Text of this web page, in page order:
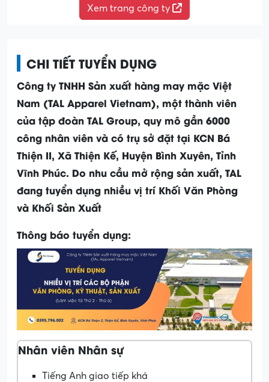
Xem trang công ty
CHI TIẾT TUYỂN DỤNG
Công ty TNHH Sản xuất hàng may mặc Việt
Nam (TAL Apparel Vietnam), một thành viên
của tập đoàn TAL Group, quy mô gần 6000
công nhân viên và có trụ sở đặt tại KCN Bá
Thiện II, Xã Thiện Kế, Huyện Bình Xuyên, Tỉnh
Vĩnh Phúc. Do nhu cầu mở rộng sản xuất, TAL
đang tuyển dụng nhiều vị trí Khối Văn Phòng
và Khối Sản Xuất
Thông báo tuyển dụng:
Nhân viên Nhân sự
Tiếng Anh giao tiếp khá